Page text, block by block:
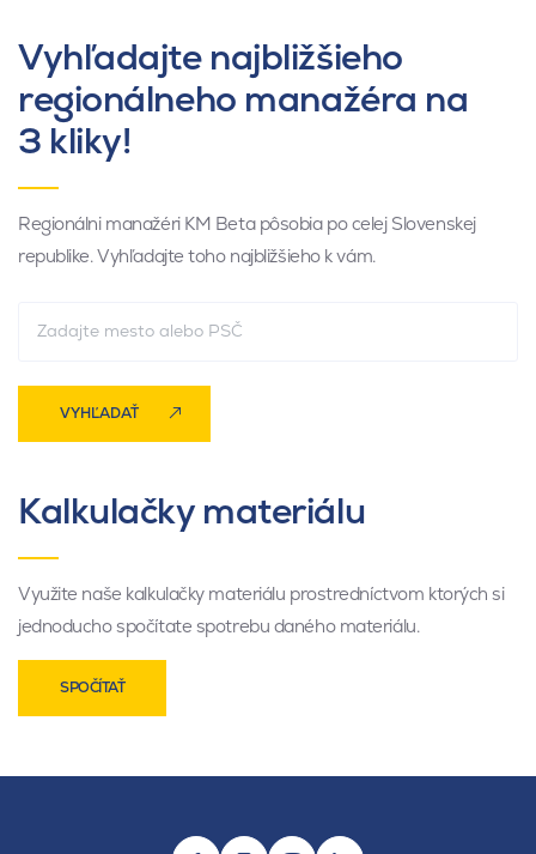
Vyhľadajte najbližšieho
regionálneho manažéra na
3 kliky!
Regionálni manažéri KM Beta pôsobia po celej Slovenskej
republike. Vyhľadajte toho najbližšieho k vám.
VYHĽADAŤ
Kalkulačky materiálu
Využite naše kalkulačky materiálu prostredníctvom ktorých si
jednoducho spočítate spotrebu daného materiálu.
SPOČÍTAŤ